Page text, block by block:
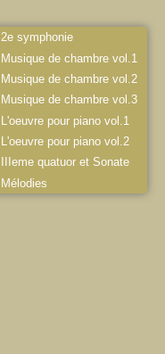
2e symphonie
Musique de chambre vol.1
Musique de chambre vol.2
Musique de chambre vol.3
L'oeuvre pour piano vol.1
L'oeuvre pour piano vol.2
IIIeme quatuor et Sonate
Mélodies